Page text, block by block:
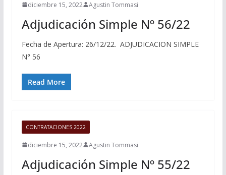
diciembre 15, 2022 Agustin Tommasi
Adjudicación Simple Nº 56/22
Fecha de Apertura: 26/12/22. ADJUDICACION SIMPLE
N° 56
Read More
CONTRATACIONES 2022
diciembre 15, 2022 Agustin Tommasi
Adjudicación Simple Nº 55/22